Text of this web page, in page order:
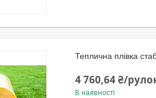
Теплична плівка
4 760,64 ₴/
В наявності